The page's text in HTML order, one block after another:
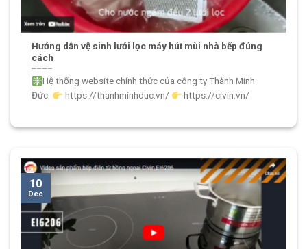
Hướng dẫn vệ sinh lưới lọc máy hút mùi nhà bếp đúng
cách
Hệ thống website chính thức của công ty Thành Minh
Đức:
https://thanhminhduc.vn/ https://civin.vn/
10
Dec